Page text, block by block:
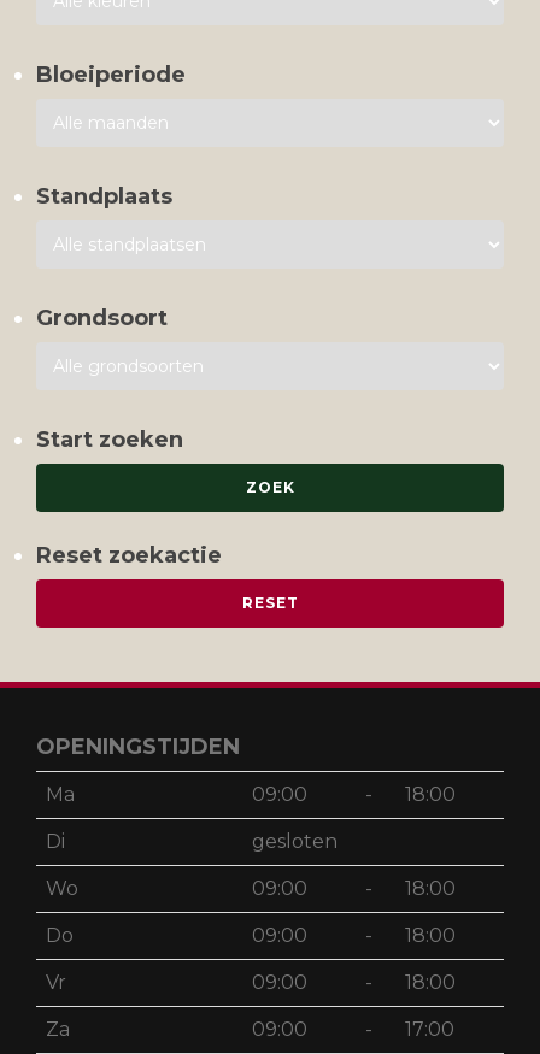
Bloeiperiode
Standplaats
Grondsoort
Start zoeken
Reset zoekactie
OPENINGSTIJDEN
Ma 09:00 - 18:00
Di gesloten
Wo 09:00 - 18:00
Do 09:00 - 18:00
Vr 09:00 - 18:00
Za 09:00 - 17:00